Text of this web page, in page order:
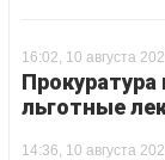
16:02, 10 августа
Прокуратура
льготные
14:36, 10 августа